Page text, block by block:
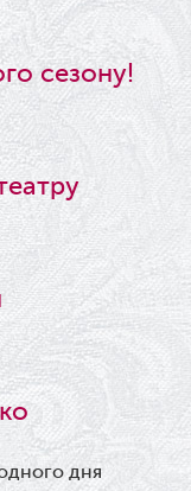
сезону!
дня